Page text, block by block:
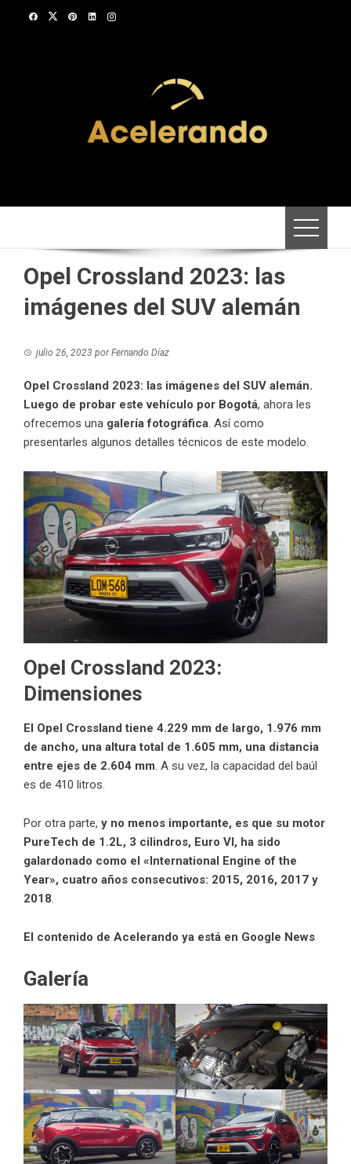
Opel Crossland 2023: las
imágenes del SUV alemán
julio 26, 2023 porFernando Díaz
Opel Crossland 2023: las imágenes del SUV alemán.
Luego de probar este vehículo por Bogotá, ahora les
ofrecemos una galería fotográfica. Así como
presentarles algunos detalles técnicos de este modelo.
Opel Crossland 2023:
Dimensiones
El Opel Crossland tiene 4.229 mm de largo, 1.976 mm
de ancho, una altura total de 1.605 mm, una distancia
entre ejes de 2.604 mm . A su vez, la capacidad del baúl
es de 410 litros.
Por otra parte, y no menos importante, es que su motor
PureTech de 1.2L, 3 cilindros, Euro VI, ha sido
galardonado como el «International Engine of the
Year», cuatro años consecutivos: 2015, 2016, 2017 y
2018
El contenido de Acelerando ya está en Google News
Galería